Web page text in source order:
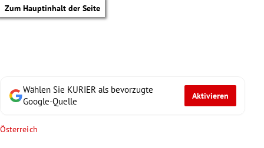
Zum Hauptinhalt der Seite
Wählen Sie KURIER als bevorzugte
Google-Quelle
Aktivieren
Österreich